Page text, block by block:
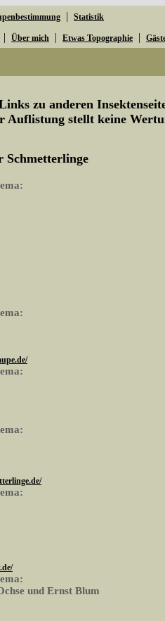
| Statistik
| Über mich | Etwas Topographie |
zu anderen
Auflistung stellt keine
Schmetterlinge
und Ernst Blum